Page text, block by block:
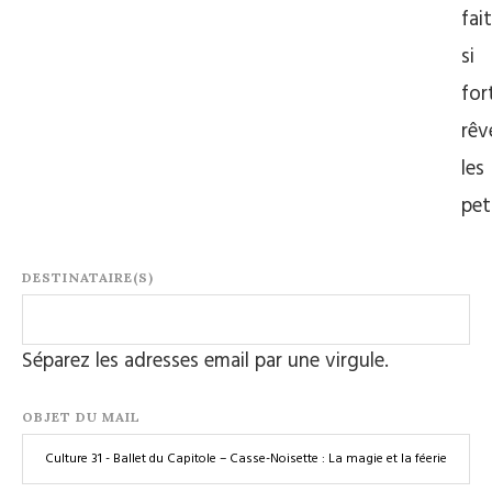
fait
si
les
DESTINATAIRE(S)
Séparez les adresses email par une virgule.
OBJET DU MAIL